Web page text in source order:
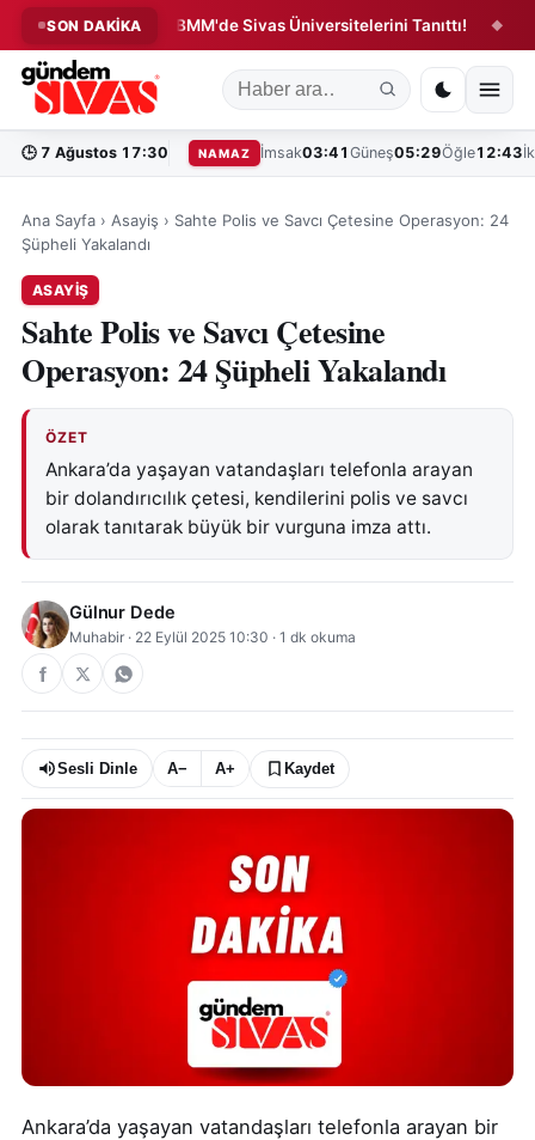
SON DAKİKA
Rukiye Toy, TBMM'de Sivas Üniversitelerini Tanıttı! ◆
🕒 7 Ağustos 17:30 NAMAZ İmsak03:41 Güneş05:29Öğle12:43
Ana Sayfa › Asayiş › Sahte Polis ve Savcı Çetesine Operasyon: 24
Şüpheli Yakalandı
ASAYIŞ
Sahte Polis ve Savcı Çetesine
Operasyon: 24 Şüpheli Yakalandı
ÖZET
Ankara’da yaşayan vatandaşları telefonla arayan
bir dolandırıcılık çetesi, kendilerini polis ve savcı
olarak tanıtarak büyük bir vurguna imza attı.
Gülnur Dede
Muhabir · 22 Eylül 2025 10:30 · 1 dk okuma
Sesli Dinle A− A+ Kaydet
Ankara’da yaşayan vatandaşları telefonla arayan bir